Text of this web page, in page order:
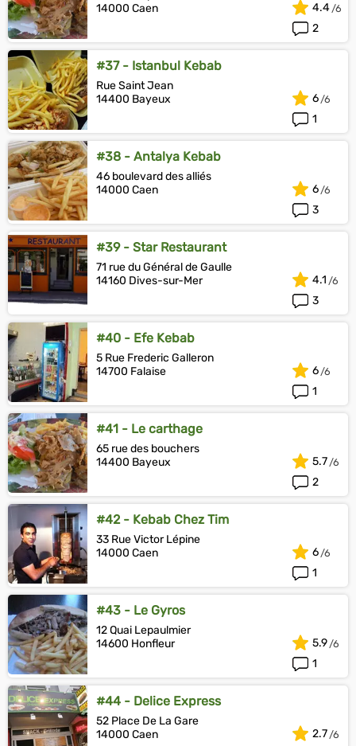
14000 Caen
2
4.4
#37 - Istanbul Kebab
Rue Saint Jean
14400 Bayeux
1
6
#38 - Antalya Kebab
46 boulevard des alliés
14000 Caen
3
6
#39 - Star Restaurant
71 rue du Général de Gaulle
14160 Dives-sur-Mer
3
4.1
#40 - Efe Kebab
5 Rue Frederic Galleron
14700 Falaise
1
6
#41 - Le carthage
65 rue des bouchers
14400 Bayeux
2
5.7
#42 - Kebab Chez Tim
33 Rue Victor Lépine
14000 Caen
1
6
#43 - Le Gyros
12 Quai Lepaulmier
14600 Honfleur
1
5.9
#44 - Delice Express
52 Place De La Gare
14000 Caen
2.7